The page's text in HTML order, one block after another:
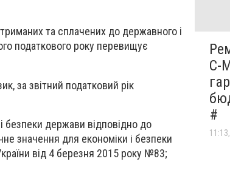
та сплачених до державного і
податкового року перевищує
за звітний податковий рік
безпеки держави відповідно до
значення для економіки і безпеки
від 4 березня 2015 року №83;
C-
#